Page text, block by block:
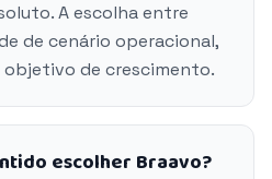
A escolha entre
de cenário operacional,
de crescimento.
escolher Braavo?